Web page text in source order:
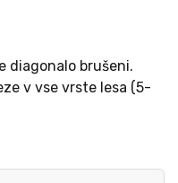
diagonalo brušeni.
v vse vrste lesa (5-
- VDE